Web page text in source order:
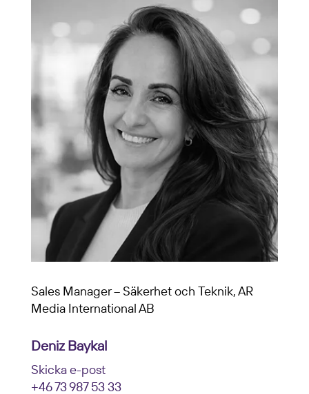
Sales Manager – Säkerhet och Teknik, AR
Media International AB
Deniz Baykal
Skicka e-post
+46 73 987 53 33